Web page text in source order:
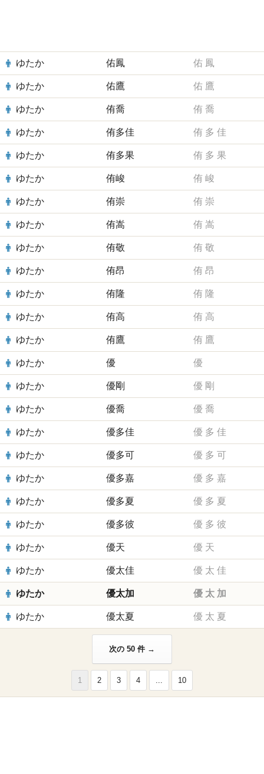
ゆたか 佑鳳 佑 鳳
ゆたか 佑鷹 佑 鷹
ゆたか 侑喬 侑 喬
ゆたか 侑多佳 侑 多 佳
ゆたか 侑多果 侑 多 果
ゆたか 侑峻 侑 峻
ゆたか 侑崇 侑 崇
ゆたか 侑嵩 侑 嵩
ゆたか 侑敬 侑 敬
ゆたか 侑昂 侑 昂
ゆたか 侑隆 侑 隆
ゆたか 侑高 侑 高
ゆたか 侑鷹 侑 鷹
ゆたか 優 優
ゆたか 優剛 優 剛
ゆたか 優喬 優 喬
ゆたか 優多佳 優 多 佳
ゆたか 優多可 優 多 可
ゆたか 優多嘉 優 多 嘉
ゆたか 優多夏 優 多 夏
ゆたか 優多彼 優 多 彼
ゆたか 優天 優 天
ゆたか 優太佳 優 太 佳
ゆたか 優太加 優 太 加
ゆたか 優太夏 優 太 夏
次の 50 件 →
1 2 3 4 ... 10